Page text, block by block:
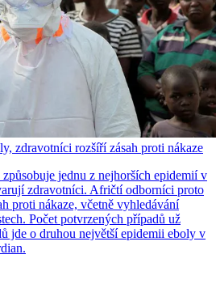
zdravotníci rozšíří zásah proti nákaze
jednu z nejhorších epidemií v
zdravotníci. Afričtí odborníci proto
proti nákaze, včetně vyhledávání
Počet potvrzených případů už
jde o druhou největší epidemii eboly v